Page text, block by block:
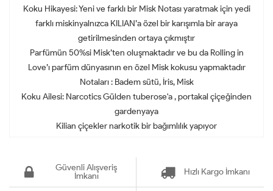
Koku Hikayesi: Yeni ve farklı bir Misk Notası yaratmak için yedi
farklı miskinyalnızca KILIAN’a özel bir karışımla bir araya
getirilmesinden ortaya çıkmıştır
Parfümün 50%si Misk’ten oluşmaktadır ve bu da Rolling in
Love’ı parfüm dünyasının en özel Misk kokusu yapmaktadır
Notaları : Badem sütü, İris, Misk
Koku Ailesi: Narcotics Gülden tuberose'a , portakal çiçeğinden
gardenyaya
Kilian çiçekler narkotik bir bağımlılık yapıyor
Güvenli Alışveriş
İmkanı
Hızlı Kargo İmkanı